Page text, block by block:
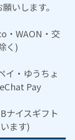
いします。
・WAON・交
く)
イ・ゆうちょ
Pay
ナイスギフト
ます)